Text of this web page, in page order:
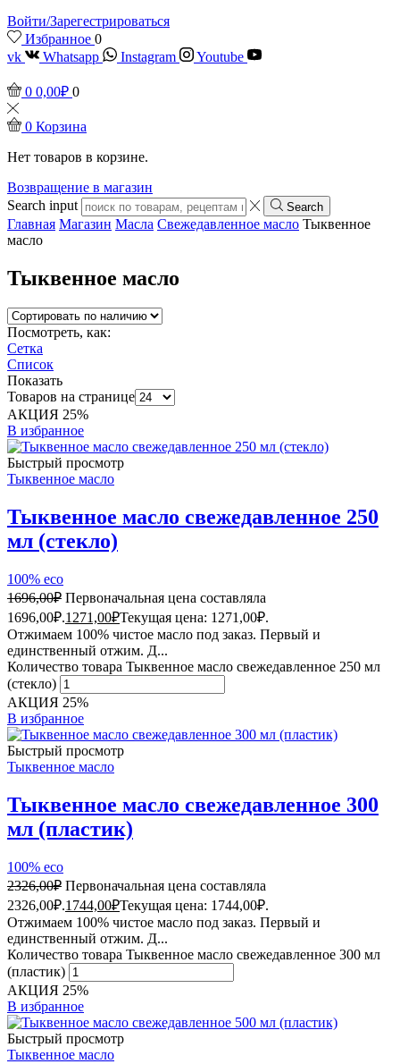
Войти/Зарегестрироваться
Избранное 0
vk
Whatsapp Instagram Youtube
0 0,00₽ 0
0 Корзина
Нет товаров в корзине.
Возвращение в магазин
Search input
Search
Главная Магазин Масла Свежедавленное масло Тыквенное
масло
Тыквенное масло
Посмотреть, как:
Сетка
Список
Показать
Товаров на странице
АКЦИЯ 25%
В избранное
Быстрый просмотр
Тыквенное масло
Тыквенное масло свежедавленное 250
мл (стекло)
100% eco
1696,00₽ Первоначальная цена составляла
1696,00₽.1271,00₽Текущая цена: 1271,00₽.
Отжимаем 100% чистое масло под заказ. Первый и
единственный отжим. Д...
Количество товара Тыквенное масло свежедавленное 250 мл
(стекло)
АКЦИЯ 25%
В избранное
Быстрый просмотр
Тыквенное масло
Тыквенное масло свежедавленное 300
мл (пластик)
100% eco
2326,00₽ Первоначальная цена составляла
2326,00₽.1744,00₽Текущая цена: 1744,00₽.
Отжимаем 100% чистое масло под заказ. Первый и
единственный отжим. Д...
Количество товара Тыквенное масло свежедавленное 300 мл
(пластик)
АКЦИЯ 25%
В избранное
Быстрый просмотр
Тыквенное масло